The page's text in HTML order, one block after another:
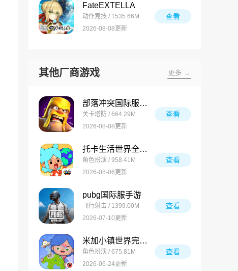
FateEXTELLA
动作竞技 / 1535.66M
2026-08-08更新
查看
其他厂商游戏 更多 →
部落冲突国际服最新版
关卡塔防 / 664.29M
2026-08-08更新
查看
托卡生活世界全解锁版
角色扮演 / 958.41M
2026-08-06更新
查看
pubg国际服手游
飞行射击 / 1399.00M
2026-07-10更新
查看
米加小镇世界完整版
角色扮演 / 675.81M
2026-06-24更新
查看